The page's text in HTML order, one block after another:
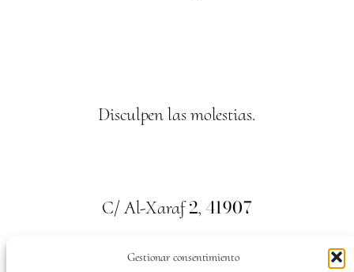
Gestionar consentimiento
Disculpen las molestias.
C/ Al-Xaraf2, 41907
Valencina de la Concepción. Sevilla